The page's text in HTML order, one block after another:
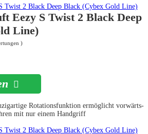
Eezy S Twist 2 Black Deep
Line)
)
Rotationsfunktion ermöglicht vorwärts-
mit nur einem Handgriff